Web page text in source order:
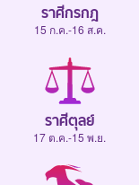
ราศีกรกฎ
15 ก.ค.-16 ส.ค.
ราศีตุลย์
17 ต.ค.-15 พ.ย.